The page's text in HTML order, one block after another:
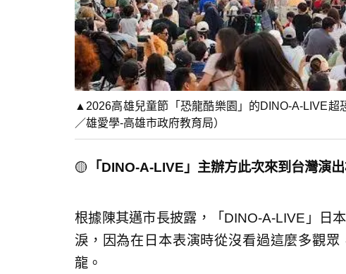
▲2026高雄兒童節「恐龍酷樂園」的DINO-A-LIVE超
／雄愛學-高雄市政府教育局）
🟡 「DINO-A-LIVE」主辦方此次來到台灣演
根據陳其邁市長披露，「DINO-A-LIVE」日
淚，因為在日本表演時從沒看過這麼多觀
龍。